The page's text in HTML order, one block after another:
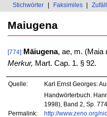
Stichwörter Faksimiles
Maiugena
[774] Māiugena, ae, m. (Maia
Merkur, Mart. Cap. 1. § 92.
Quelle:
Karl Ernst Georges:
Handwörterbuch.
1998), Band 2, Sp. 774.
Permalink:
http://www.zeno.org/